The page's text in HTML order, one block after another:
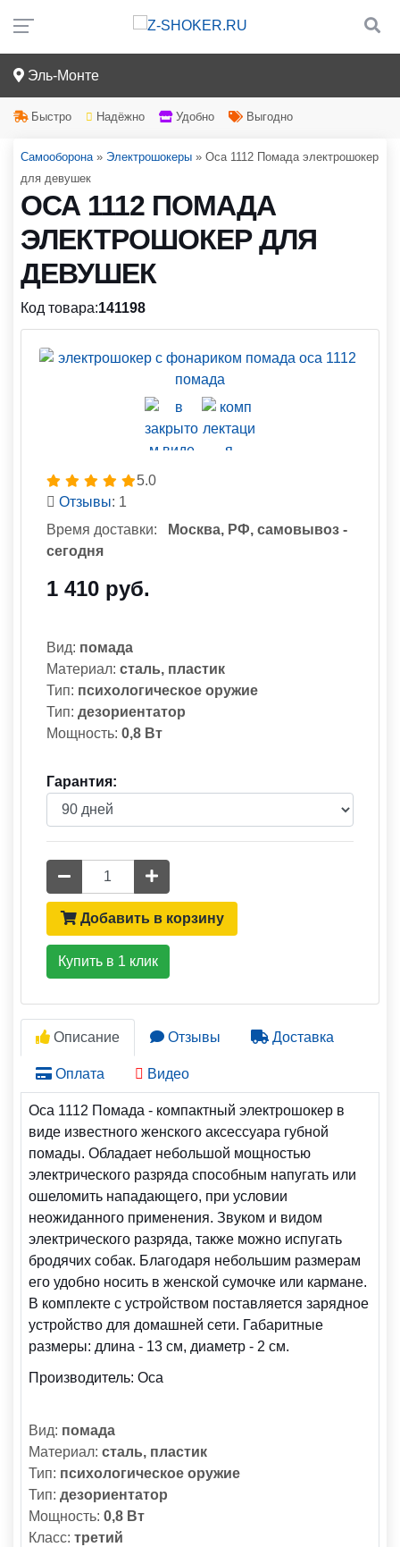
Эль-Монте
Быстро Надёжно Удобно Выгодно
Самооборона» Электрошокеры » Оса 1112 Помада электрошокер
для девушек
ОСА 1112 ПОМАДА
ЭЛЕКТРОШОКЕР ДЛЯ
ДЕВУШЕК
Код товара:141198
5.0
Отзывы: 1
Время доставки:
Москва, РФ, самовывоз -
сегодня
1 410 руб.
Вид: помада
Материал: сталь, пластик
Тип: психологическое оружие
Тип: дезориентатор
Мощность: 0,8 Вт
Гарантия:
Количество
Добавить в корзину
Купить в 1 клик
Описание Отзывы Доставка
Оплата Видео
Оса 1112 Помада - компактный электрошокер в
виде известного женского аксессуара губной
помады. Обладает небольшой мощностью
электрического разряда способным напугать или
ошеломить нападающего, при условии
неожиданного применения. Звуком и видом
электрического разряда, также можно испугать
бродячих собак. Благодаря небольшим размерам
его удобно носить в женской сумочке или кармане.
В комплекте с устройством поставляется зарядное
устройство для домашней сети. Габаритные
размеры: длина - 13 см, диаметр - 2 см.
Производитель: Оса
Вид: помада
Материал: сталь, пластик
Тип: психологическое оружие
Тип: дезориентатор
Мощность: 0,8 Вт
Класс: третий